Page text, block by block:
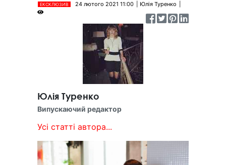
ЕКСКЛЮЗИВ 24 лютого 2021 11:00 Юлія Туренко
Юлія Туренко
Випускаючий редактор
Усі статті автора...